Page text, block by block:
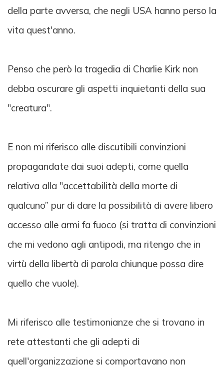
della parte avversa, che negli USA hanno perso la
vita quest'anno.
Penso che però la tragedia di Charlie Kirk non
debba oscurare gli aspetti inquietanti della sua
"creatura".
E non mi riferisco alle discutibili convinzioni
propagandate dai suoi adepti, come quella
relativa alla "accettabilità della morte di
qualcuno” pur di dare la possibilità di avere libero
accesso alle armi fa fuoco (si tratta di convinzioni
che mi vedono agli antipodi, ma ritengo che in
virtù della libertà di parola chiunque possa dire
quello che vuole).
Mi riferisco alle testimonianze che si trovano in
rete attestanti che gli adepti di
quell'organizzazione si comportavano non